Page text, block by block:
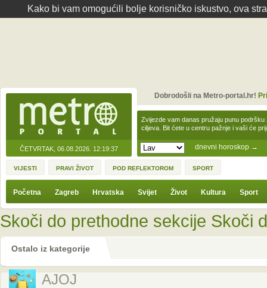
Kako bi vam omogućili bolje korisničko iskustvo, ova
ČETVRTAK, 06.08.2026. 12:19:37 dnevni horoskop →
Zvijezde vam danas pružaju punu
ciljeva. Bit ćete u centru pažnje i vaši će
Dobrodošli na Metro-portal.hr!
VIJESTI PRAVI ŽIVOT POD REFLEKTOROM SPORT
Početna Zagreb Hrvatska Svijet Život Kultura Sport
Skoči do prethodne sekcije Skoči
Ostalo iz kategorije
AJOJ